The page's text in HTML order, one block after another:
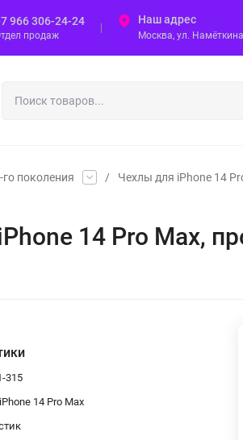
966 306-24-24
продаж
Наш адрес
Москва, ул.
поколения /
Чехлы для iPhone 14
14 Pro Max,
315
iPhone 14 Pro Max